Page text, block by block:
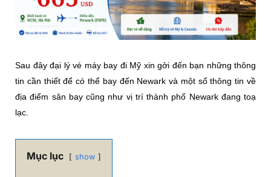
Sau đây đại lý vé máy bay đi Mỹ xin gởi đến bạn những thông
tin cần thiết để có thể bay đến Newark và một số thông tin về
địa điểm sân bay cũng như vị trí thành phố Newark đang toạ
lạc.
Mục lục show